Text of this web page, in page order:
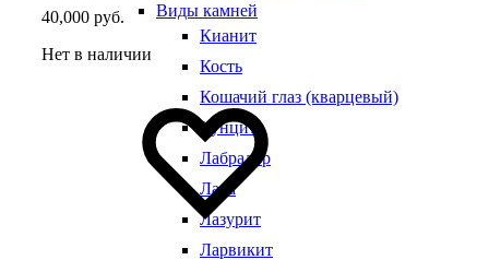
Виды камней
Кианит
Кость
Кошачий глаз (кварцевый)
Кунцит
Лабрадор
Лава
Лазурит
Ларвикит
40,000 руб.
Нет в наличии
Добавить
в
Добавление
в